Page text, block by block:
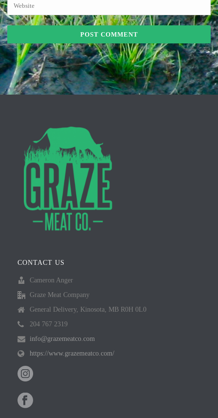
CONTACT US
Cameron Anger
Graze Meat Company
General Delivery, Kinosota, MB R0H 0L0
204 767 2319
info@grazemeatco.com
https://www.grazemeatco.com/